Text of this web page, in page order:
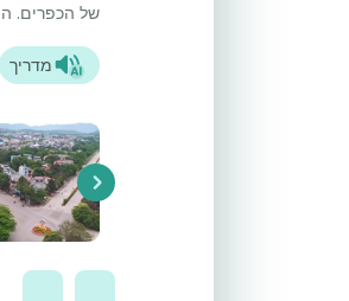
של הכפרים.
מדריך
Next